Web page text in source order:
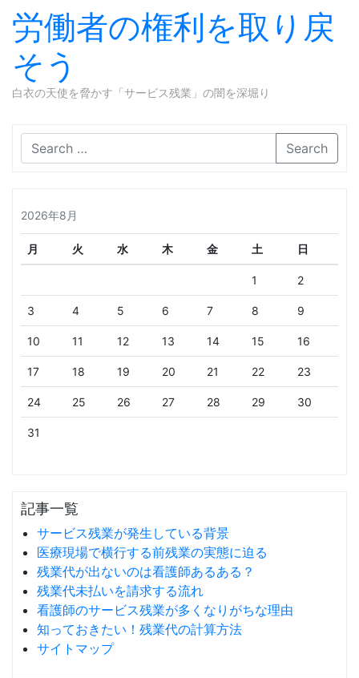
労働者の権利を取り戻
そう
白衣の天使を脅かす「サービス残業」の闇を深堀り
Search
2026年8月
月 火 水 木 金 土 日
1 2
3 4 5 6 7 8 9
10 11 12 13 14 15 16
17 18 19 20 21 22 23
24 25 26 27 28 29 30
31
記事一覧
サービス残業が発生している背景
医療現場で横行する前残業の実態に迫る
残業代が出ないのは看護師あるある？
残業代未払いを請求する流れ
看護師のサービス残業が多くなりがちな理由
知っておきたい！残業代の計算方法
サイトマップ